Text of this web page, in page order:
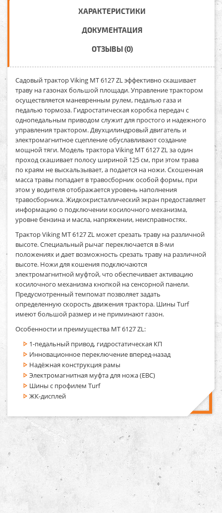
ХАРАКТЕРИСТИКИ
ДОКУМЕНТАЦИЯ
ОТЗЫВЫ (0)
Садовый трактор Viking MT 6127 ZLэффективно скашивает
траву на газонах большой площади. Управление трактором
осуществляется маневренным рулем, педалью газа и
педалью тормоза. Гидростатическая коробка передач с
однопедальным приводом служит для простого и надежного
управления трактором. Двухцилиндровый двигатель и
электромагнитное сцепление обуславливают создание
мощной тяги. Модель трактора Viking MT 6127 ZLза один
проход скашивает полосу шириной 125 см, при этом трава
по краям не выскальзывает, а подается на ножи. Скошенная
масса травы попадает в травосборник особой формы, при
этом у водителя отображается уровень наполнения
травосборника. Жидкокристаллический экран предоставляет
информацию о подключении косилочного механизма,
уровне бензина и масла, напряжении, неисправностях.
Трактор Viking MT 6127 ZL может срезать траву на различной
высоте. Специальный рычаг переключается в 8-ми
положениях и дает возможность срезать траву на различной
высоте. Ножи для кошения подключаются
электромагнитной муфтой, что обеспечивает активацию
косилочного механизма кнопкой на сенсорной панели.
Предусмотренный темпомат позволяет задать
определенную скорость движения трактора. Шины Turf
имеют большой размер и не приминают газон.
Особенности и преимущества MT 6127 ZL:
1-педальный привод, гидростатическая КП
Инновационное переключение вперед-назад
Надёжная конструкция рамы
Электромагнитная муфта для ножа (EBC)
Шины с профилем Turf
ЖК-дисплей